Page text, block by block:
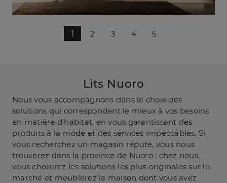
1 2 3 4 5
Lits Nuoro
Nous vous accompagnons dans le choix des
solutions qui correspondent le mieux à vos besoins
en matière d'habitat, en vous garantissant des
produits à la mode et des services impeccables. Si
vous recherchez un magasin réputé, vous nous
trouverez dans la province de Nuoro : chez nous,
vous choisirez les solutions les plus originales sur le
marché et meublerez la maison dont vous avez